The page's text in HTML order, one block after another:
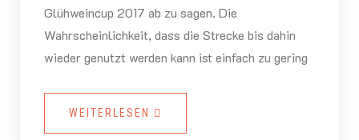
Glühweincup 2017 ab zu sagen. Die
Wahrscheinlichkeit, dass die Strecke bis dahin
wieder genutzt werden kann ist einfach zu gering
WEITERLESEN